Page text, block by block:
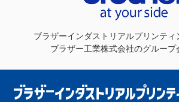
ブラザーインダストリアルプリンティ
ブラザー工業株式会社のグループ